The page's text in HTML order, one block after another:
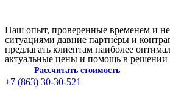
Наш опыт, проверенные временем и
ситуациями давние партнёры и
предлагать клиентам наиболее
актуальные цены и помощь в решении
Рассчитать стоимость
+7 (863) 30-30-521